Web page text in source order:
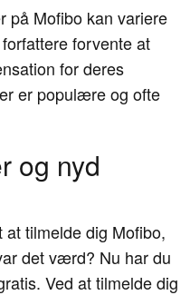
på Mofibo kan variere
forvente at
for deres
er populære og ofte
og nyd
tilmelde dig Mofibo,
det værd? Nu har du
Ved at tilmelde dig